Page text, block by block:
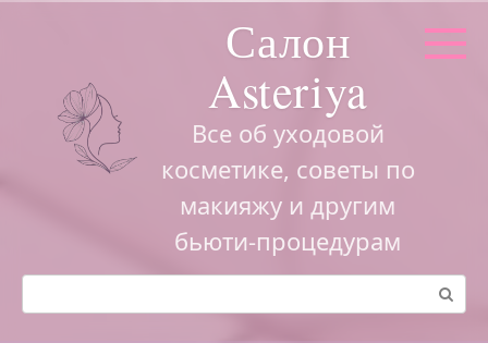
Салон
Asteriya
Все об уходовой
косметике, советы по
макияжу и другим
бьюти-процедурам
Поиск: